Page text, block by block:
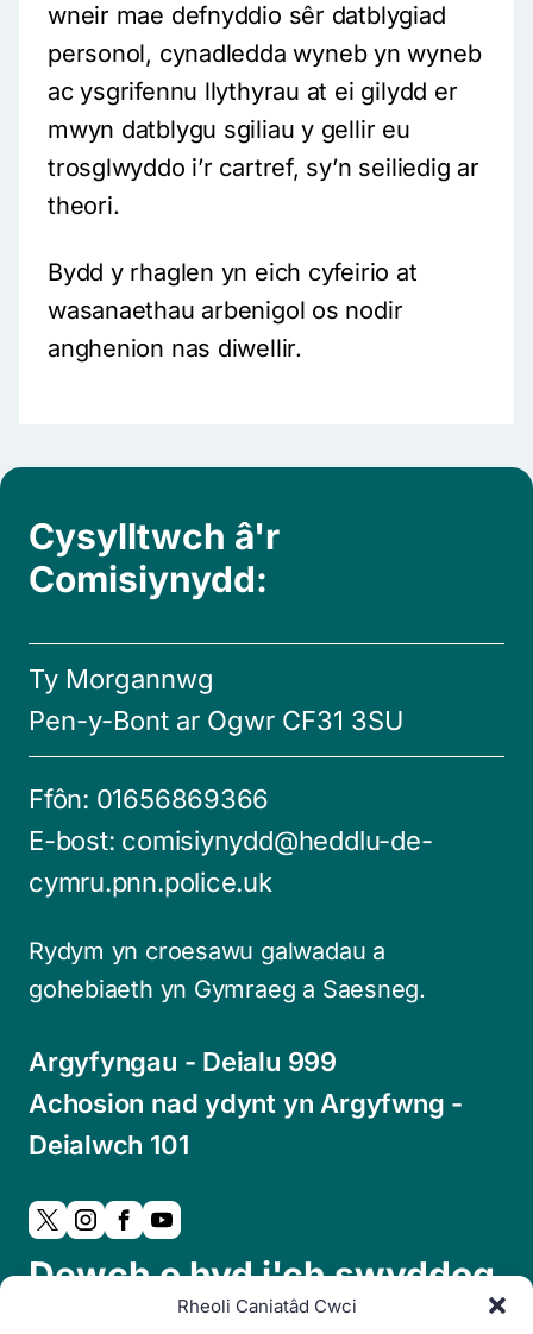
Rheoli Caniatâd Cwci
wneir mae defnyddio sêr datblygiad
personol, cynadledda wyneb yn wyneb
ac ysgrifennu llythyrau at ei gilydd er
mwyn datblygu sgiliau y gellir eu
trosglwyddo i’r cartref, sy’n seiliedig ar
theori.
Bydd y rhaglen yn eich cyfeirio at
wasanaethau arbenigol os nodir
anghenion nas diwellir.
Cysylltwch â'r
Comisiynydd:
Ty Morgannwg
Pen-y-Bont ar Ogwr CF31 3SU
Ffôn: 01656869366
E-bost: comisiynydd@heddlu-de-
cymru.pnn.police.uk
Rydym yn croesawu galwadau a
gohebiaeth yn Gymraeg a Saesneg.
Argyfyngau - Deialu 999
Achosion nad ydynt yn Argyfwng -
Deialwch 101
Dewch o hyd i'ch swyddog
cymdogaeth lleol: